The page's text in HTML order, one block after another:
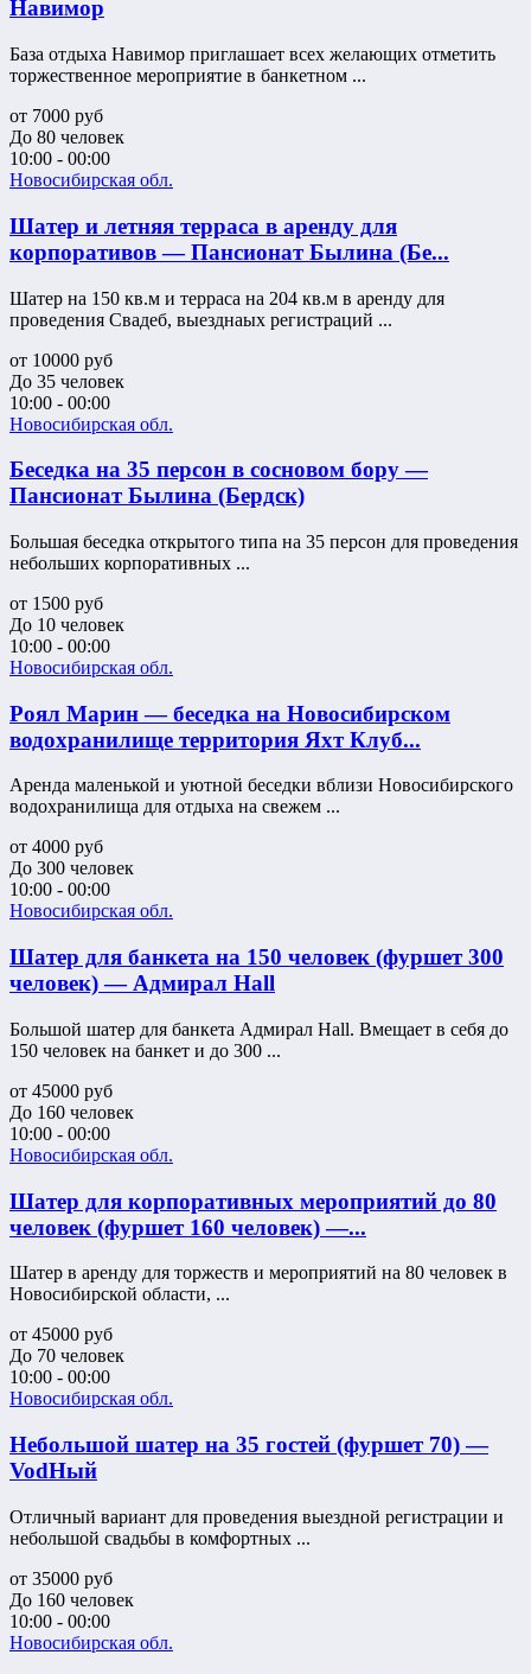
Навимор
База отдыха Навимор приглашает всех желающих отметить
торжественное мероприятие в банкетном ...
от 7000 руб
До 80 человек
10:00 - 00:00
Новосибирская обл.
Шатер и летняя терраса в аренду для
корпоративов — Пансионат Былина (Бе...
Шатер на 150 кв.м и терраса на 204 кв.м в аренду для
проведения Свадеб, выезднаых регистраций ...
от 10000 руб
До 35 человек
10:00 - 00:00
Новосибирская обл.
Беседка на 35 персон в сосновом бору —
Пансионат Былина (Бердск)
Большая беседка открытого типа на 35 персон для проведения
небольших корпоративных ...
от 1500 руб
До 10 человек
10:00 - 00:00
Новосибирская обл.
Роял Марин — беседка на Новосибирском
водохранилище территория Яхт Клуб...
Аренда маленькой и уютной беседки вблизи Новосибирского
водохранилища для отдыха на свежем ...
от 4000 руб
До 300 человек
10:00 - 00:00
Новосибирская обл.
Шатер для банкета на 150 человек (фуршет 300
человек) — Адмирал Hall
Большой шатер для банкета Адмирал Hall. Вмещает в себя до
150 человек на банкет и до 300 ...
от 45000 руб
До 160 человек
10:00 - 00:00
Новосибирская обл.
Шатер для корпоративных мероприятий до 80
человек (фуршет 160 человек) —...
Шатер в аренду для торжеств и мероприятий на 80 человек в
Новосибирской области, ...
от 45000 руб
До 70 человек
10:00 - 00:00
Новосибирская обл.
Небольшой шатер на 35 гостей (фуршет 70) —
VodНый
Отличный вариант для проведения выездной регистрации и
небольшой свадьбы в комфортных ...
от 35000 руб
До 160 человек
10:00 - 00:00
Новосибирская обл.